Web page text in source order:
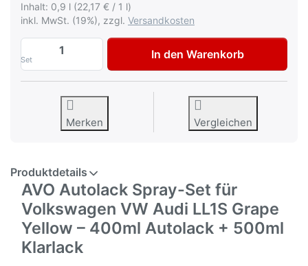
Inhalt: 0,9 l (22,17 € / 1 l)
inkl. MwSt. (19%), zzgl. Versandkosten
Set
AVO Autolack Lackspray-Set für
In den Warenkorb
Merken Vergleichen
Produktdetails
AVO Autolack Spray-Set für
Volkswagen VW Audi LL1S Grape
Yellow – 400ml Autolack + 500ml
Klarlack